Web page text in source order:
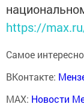
https://
Самое
ВКонтакте:
MAX: Новости